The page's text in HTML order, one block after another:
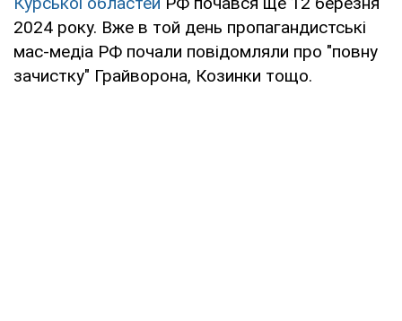
2024 року. Вже в той день пропагандистські
мас-медіа РФ почали повідомляли про "повну
зачистку" Грайворона, Козинки тощо.